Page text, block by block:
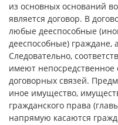
из основных оснований
является договор. В
любые дееспособные
дееспособные) граждане,
Следовательно,
имеют
договорных связей.
иное имущество,
гражданского права
напрямую касаются